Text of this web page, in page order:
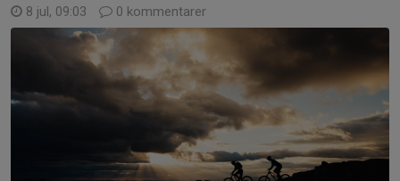
8 jul, 09:03 0 kommentarer